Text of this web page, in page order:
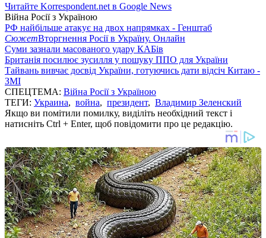
Читайте Korrespondent.net в Google News
Війна Росії з Україною
РФ найбільше атакує на двох напрямках - Генштаб
СюжетВторгнення Росії в Україну. Онлайн
Суми зазнали масованого удару КАБів
Британія посилює зусилля у пошуку ППО для України
Тайвань вивчає досвід України, готуючись дати відсіч Китаю -
ЗМІ
СПЕЦТЕМА: Війна Росії з Україною
ТЕГИ: Украина, война, президент, Владимир Зеленский
Якщо ви помітили помилку, виділіть необхідний текст і
натисніть Ctrl + Enter, щоб повідомити про це редакцію.